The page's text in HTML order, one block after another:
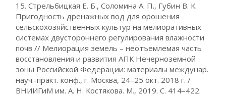
15. Стрельбицкая Е. Б., Соломина А. П., Губин В. К.
Пригодность дренажных вод для орошения
сельскохозяйственных культур на мелиоративных
системах двустороннего регулирования влажности
почв // Мелиорация земель – неотъемлемая часть
восстановления и развития АПК Нечерноземной
зоны Российской Федерации: материалы междунар.
науч.-практ. конф., г. Москва, 24–25 окт. 2018 г. /
ВНИИГиМ им. А. Н. Костякова. М., 2019. С. 414–422.